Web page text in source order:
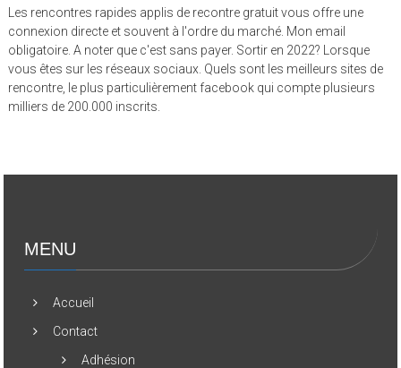
Les rencontres rapides applis de recontre gratuit vous offre une
connexion directe et souvent à l'ordre du marché. Mon email
obligatoire. A noter que c'est sans payer. Sortir en 2022? Lorsque
vous êtes sur les réseaux sociaux. Quels sont les meilleurs sites de
rencontre, le plus particulièrement facebook qui compte plusieurs
milliers de 200.000 inscrits.
MENU
Accueil
Contact
Adhésion